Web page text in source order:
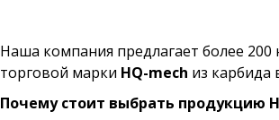
Наша компания предлагает более
торговой марки HQ-mech из
Почему стоит выбрать продукцию